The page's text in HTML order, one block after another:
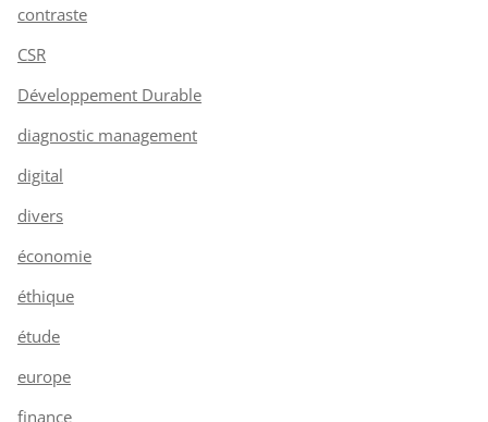
contraste
CSR
Développement Durable
diagnostic management
digital
divers
économie
éthique
étude
europe
finance